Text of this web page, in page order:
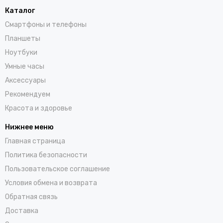
Каталог
Смартфоны и телефоны
Планшеты
Ноутбуки
Умные часы
Аксессуары
Рекомендуем
Красота и здоровье
Нижнее меню
Главная страница
Политика безопасности
Пользовательское соглашение
Условия обмена и возврата
Обратная связь
Доставка